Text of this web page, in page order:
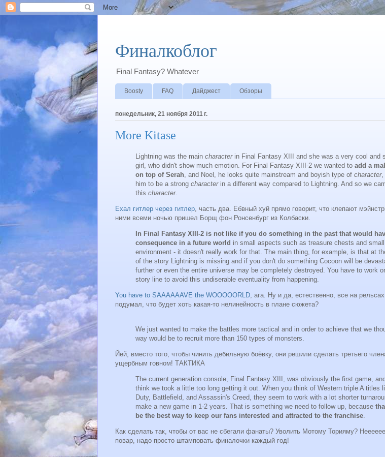
Финалкоблог
Final Fantasy? Whatever
Boosty FAQ Дайджест Обзоры
понедельник, 21 ноября 2011 г.
More Kitase
Lightning was the main character in Final Fantasy XIII and she was a very cool and
girl, who didn't show much emotion. For Final Fantasy XIII-2 we wanted to add a
on top of Serah, and Noel, he looks quite mainstream and boyish type of character,
him to be a strong character in a different way compared to Lightning. And so we
this character.
Ехал гитлер через гитлер, часть два. Ебвный хуй прямо говорит, что клепают
ними всеми ночью пришел Борщ фон Ронсенбург из Колбаски.
In Final Fantasy XIII-2 is not like if you do something in the past that would
consequence in a future world in small aspects such as treasure chests and
environment - it doesn't really work for that. The main thing, for example, is that at
of the story Lightning is missing and if you don't do something Cocoon will be
further or even the entire universe may be completely destroyed. You have to work
story line to avoid this undiserable eventuality from happening.
You have to SAAAAAAVE the WOOOOORLD, ага. Ну и да, естественно, все на
подумал, что будет хоть какая-то нелинейность в плане сюжета?
We just wanted to make the battles more tactical and in order to achieve that we
way would be to recruit more than 150 types of monsters.
Йей, вместо того, чтобы чинить дебильную боёвку, они решили сделать третьего
ущербным говном! ТАКТИКА
The current generation console, Final Fantasy XIII, was obviously the first game, and
think we took a little too long getting it out. When you think of Western triple A titles
Duty, Battlefield, and Assassin's Creed, they seem to work with a lot shorter
make a new game in 1-2 years. That is something we need to follow up, because
be the best way to keep our fans interested and attracted to the franchise.
Как сделать так, чтобы от вас не сбегали фанаты? Уволить Мотому Торияму?
повар, надо просто штамповать финалочки каждый год!